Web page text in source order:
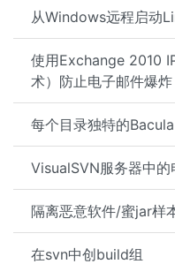
从Windows远程启动
使用Exchange 2010
术）防止电子邮件爆炸
每个目录独特的
VisualSVN服务器中的
隔离恶意软件/蜜jar样
在svn中创build组